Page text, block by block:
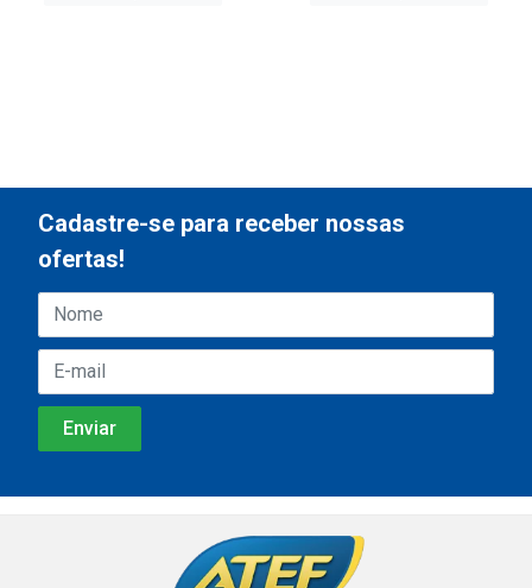
Cadastre-se para receber nossas
ofertas!